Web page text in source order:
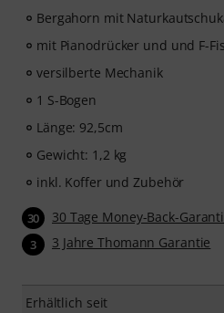
Bergahorn mit
mit Pianodrücker und und F-
versilberte Mechanik
1 S-Bogen
Länge: 92,5cm
Gewicht: 1,2 kg
inkl. Koffer und Zubehör
30 30 Tage Money-Back-
3 3 Jahre Thomann Garantie
Erhältlich seit